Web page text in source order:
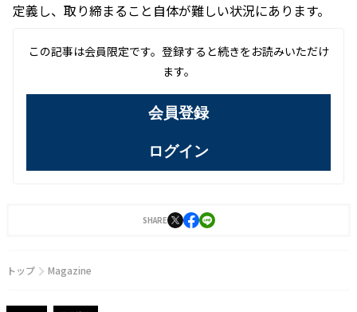
定義し、取り締まること自体が難しい状況にあります。
この記事は会員限定です。登録すると続きをお読みいただけ
ます。
会員登録
ログイン
SHARE
トップ Magazine